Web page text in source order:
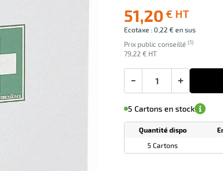
51,20 € HT
Ecotaxe : 0,22 € en sus
Prix public conseillé (1)
79,22 € HT
Livraison
offerte
+
de
commande
5 Cartons en stock
M'avertir de
disponibilité(5)
TarifQuantité dispo
5 Cartons